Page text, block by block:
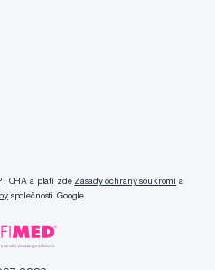
a platí zde Zásady ochrany soukromí a
společnosti Google.